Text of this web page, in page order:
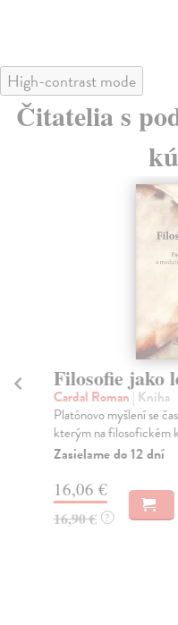
High-contrast mode
Čitatelia s
Filosofie jako
Cardal Roman | Kniha
Platónovo myšlení se
kterým na filosofickém
Zasielame do 12 dní
16,06 €
16,90 € ?